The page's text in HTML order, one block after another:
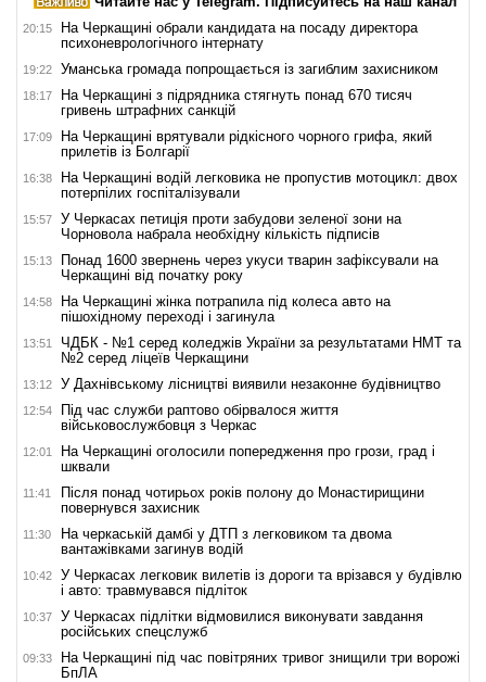
20:15
На Черкащині обрали кандидата на посаду директора
психоневрологічного інтернату
19:22 Уманська громада попрощається із загиблим захисником
18:17
На Черкащині з підрядника стягнуть понад 670 тисяч
гривень штрафних санкцій
17:09
На Черкащині врятували рідкісного чорного грифа, який
прилетів із Болгарії
16:38
На Черкащині водій легковика не пропустив мотоцикл: двох
потерпілих госпіталізували
15:57
У Черкасах петиція проти забудови зеленої зони на
Чорновола набрала необхідну кількість підписів
15:13
Понад 1600 звернень через укуси тварин зафіксували на
Черкащині від початку року
14:58
На Черкащині жінка потрапила під колеса авто на
пішохідному переході і загинула
13:51
ЧДБК - №1 серед коледжів України за результатами НМТ та
№2 серед ліцеїв Черкащини
13:12 У Дахнівському лісництві виявили незаконне будівництво
12:54
Під час служби раптово обірвалося життя
військовослужбовця з Черкас
12:01
На Черкащині оголосили попередження про грози, град і
шквали
11:41
Після понад чотирьох років полону до Монастирищини
повернувся захисник
11:30
На черкаській дамбі у ДТП з легковиком та двома
вантажівками загинув водій
10:42
У Черкасах легковик вилетів із дороги та врізався у будівлю
і авто: травмувався підліток
10:37
У Черкасах підлітки відмовилися виконувати завдання
російських спецслужб
09:33
На Черкащині під час повітряних тривог знищили три ворожі
БпЛА